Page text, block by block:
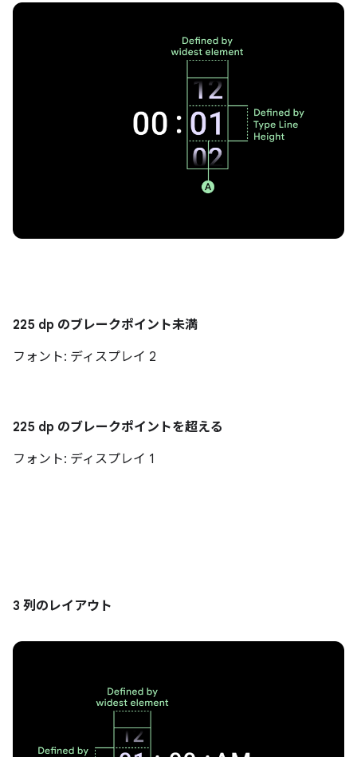
225 dp のブレークポイント未満
フォント: ディスプレイ 2
225 dp のブレークポイントを超える
フォント: ディスプレイ 1
3 列のレイアウト